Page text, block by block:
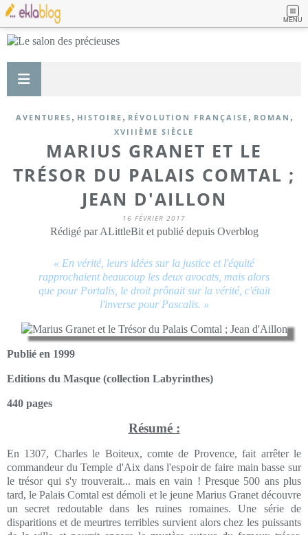
MENU
AVENTURES , HISTOIRE , RÉVOLUTION FRANÇAISE , ROMAN ,
XVIIIÈME SIÈCLE
MARIUS GRANET ET LE
TRÉSOR DU PALAIS COMTAL ;
JEAN D'AILLON
16 FÉVRIER 2017
Rédigé par ALittleBit et publié depuis Overblog
« En vérité, leurs idées sur la justice et l'équité
rapprochaient beaucoup les deux avocats, mais alors
que pour Portalis, le droit prônait sur la vérité, c'était
l'inverse pour Pascalis. »
Publié en 1999
Editions du Masque (collection Labyrinthes)
440 pages
Résumé :
En 1307, Charles le Boiteux, comte de Provence, fait arrêter le
commandeur du Temple d'Aix dans l'espoir de faire main basse sur
le trésor qui s'y trouverait... mais en vain ! Presque 500 ans plus
tard, le Palais Comtal est démoli et le jeune Marius Granet découvre
un secret redoutable dans les ruines romaines. Une série de
disparitions et de meurtres terribles survient alors chez les puissants